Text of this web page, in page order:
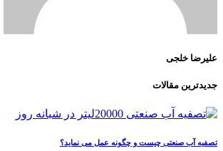
علیرضا خلجی
جدیدترین مقالات
تصفیه آب صنعتی چیست و چگونه عمل می نماید؟